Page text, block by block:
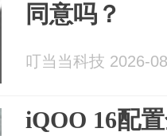
同意吗？
叮当当科技 2026-
iQOO 16配